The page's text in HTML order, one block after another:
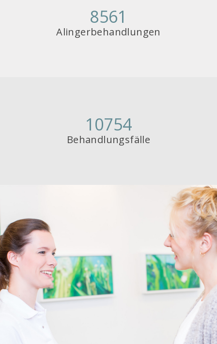
8561
Alingerbehandlungen
10754
Behandlungsfälle